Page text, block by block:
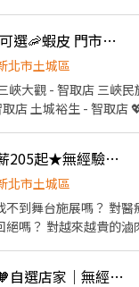
4️⃣ 主管交辦事項 ✔ 提
與機車 🕒工作時間 🔸
17:30／18:30－23:30
班） 📍一週至少可配
班 💰薪資待遇 時薪
津貼／夜班津貼）
✅ 無經驗
工作穩定、福利完善
\
號與28號1樓 土城明德
正店 新北市土城區中
立仁街6號1樓 土城金
學府店 新北市土城區
形、盤點貨品存量及撰
【三峽 土城】店多可選🦐蝦皮 門市人員🎉理貨上架收銀超簡單🙌🏻歡迎兼職打工
北市土城區
峽大觀 - 智取店 三峽
生 - 智取店 💖求職不收費 ❌應徵
理貨等 ②提供顧客接
維護作業 ④配合調店、支
、搬運、盤點、理貨
取店為無人商店，有
(固定班別,晚班一
新北市土城區【時薪205起★無經驗可★福利優】_門市兼職、實習
北市土城區
不到舞台施展嗎？ 對
嗎？ 對越來越貴的滷
享月獎金！ ●高於連
土城🧡蝦皮智取店🧡自選店家｜無經驗可｜快速報到